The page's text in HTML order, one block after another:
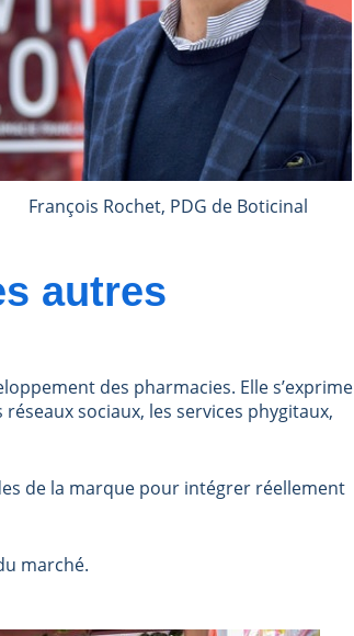
François Rochet, PDG de Boticinal
autres
des pharmacies. Elle s’exprime
sociaux, les services phygitaux,
de la marque pour intégrer réellement
marché.